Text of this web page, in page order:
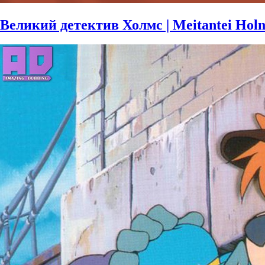
Великий детектив Холмс | Meitantei